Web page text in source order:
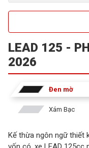
LEAD 125 -
2026
Đen mờ
Xám Bạc
Kế thừa ngôn ngữ thiết